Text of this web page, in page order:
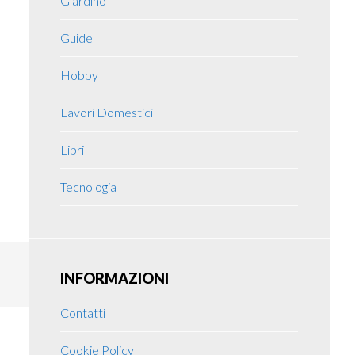
Guide
Hobby
Lavori Domestici
Libri
Tecnologia
INFORMAZIONI
Contatti
Cookie Policy